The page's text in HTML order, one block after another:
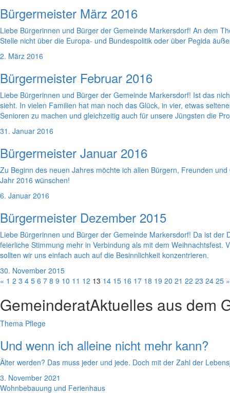
Bürgermeister März 2016
Liebe Bürgerinnen und Bürger der Gemeinde Markersdorf! An dem
Stelle nicht über die Europa- und Bundespolitik oder über Pegida
2. März 2016
Bürgermeister Februar 2016
Liebe Bürgerinnen und Bürger der Gemeinde Markersdorf! Ist das
sieht. In vielen Familien hat man noch das Glück, in vier, etwas
Senioren zu machen und gleichzeitig auch für unsere Jüngsten die
31. Januar 2016
Bürgermeister Januar 2016
Zu Beginn des neuen Jahres möchte ich allen Bürgern, Freunden
Jahr 2016 wünschen!
6. Januar 2016
Bürgermeister Dezember 2015
Liebe Bürgerinnen und Bürger der Gemeinde Markersdorf! Da ist
feierliche Stimmung mehr in Verbindung als mit dem
sollten wir uns einfach auch auf die Besinnlichkeit konzentrieren.
30. November 2015
« 1 2 3 4 5 6 7 8 9 10 11 12 13 14 15 16 17 18 19 20 21 22 23 24 25 »
GemeinderatAktuelles aus dem
Thema Pflege
Und wenn ich alleine nicht mehr kann?
Älter werden? Das muss jeder und jede. Doch mit der Zahl der
3. November 2021
Wohnbebauung und Ferienhaus